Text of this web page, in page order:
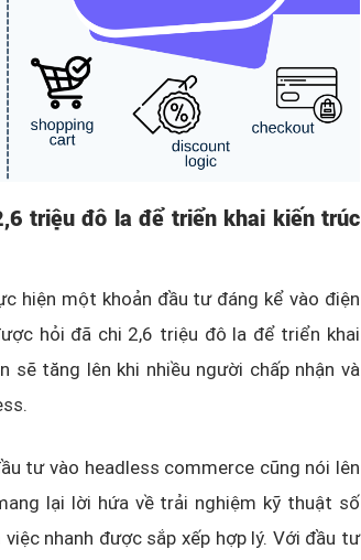
triệu đô la để triển khai kiến trúc
hiện một khoản đầu tư đáng kể vào điện
hỏi đã chi 2,6 triệu đô la để triển khai
sẽ tăng lên khi nhiều người chấp nhận và
tư vào headless commerce cũng nói lên
lại lời hứa về trải nghiệm kỹ thuật số
nhanh được sắp xếp hợp lý. Với đầu tư